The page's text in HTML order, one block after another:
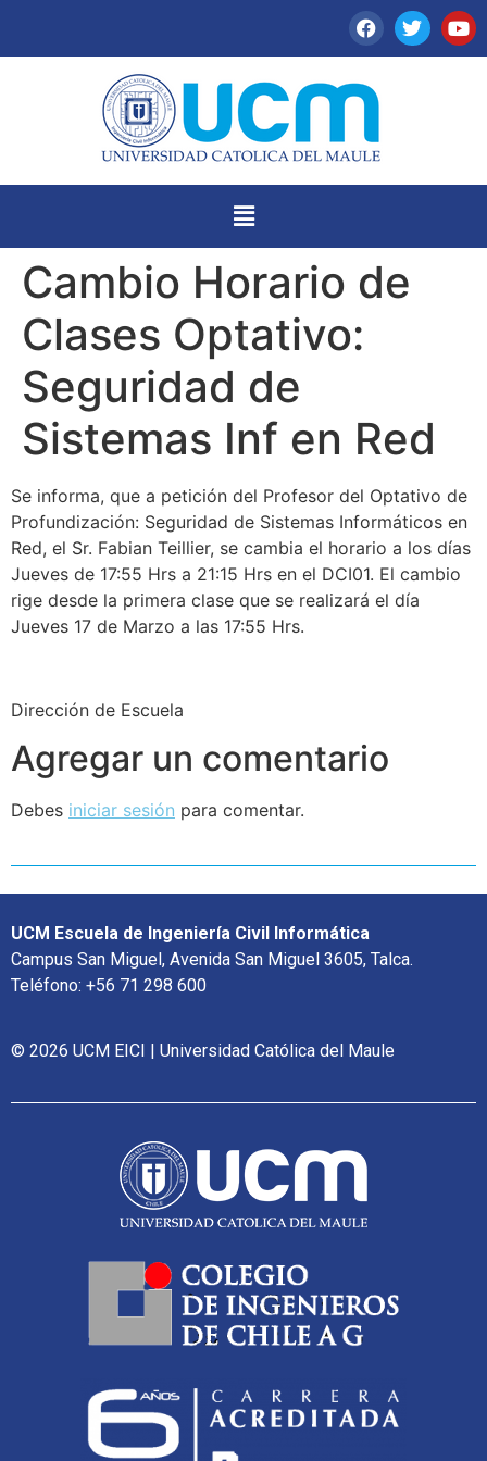
Cambio Horario de
Clases Optativo:
Seguridad de
Sistemas Inf en Red
Se informa, que a petición del Profesor del Optativo de
Profundización: Seguridad de Sistemas Informáticos en
Red, el Sr. Fabian Teillier, se cambia el horario a los días
Jueves de 17:55 Hrs a 21:15 Hrs en el DCI01. El cambio
rige desde la primera clase que se realizará el día
Jueves 17 de Marzo a las 17:55 Hrs.
Dirección de Escuela
Agregar un comentario
Debes iniciar sesión para comentar.
UCM Escuela de Ingeniería Civil Informática
Campus San Miguel, Avenida San Miguel 3605, Talca.
Teléfono: +56 71 298 600
© 2026 UCM EICI | Universidad Católica del Maule